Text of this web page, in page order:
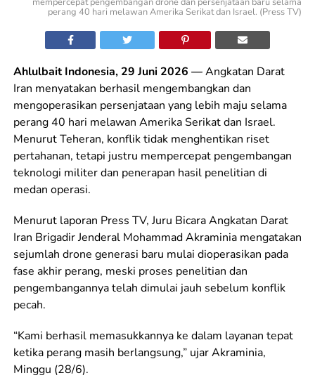
perang 40 hari melawan Amerika Serikat dan Israel. (Press TV)
Ahlulbait Indonesia, 29 Juni 2026 —Angkatan Darat
Iran menyatakan berhasil mengembangkan dan
mengoperasikan persenjataan yang lebih maju selama
perang 40 hari melawan Amerika Serikat dan Israel.
Menurut Teheran, konflik tidak menghentikan riset
pertahanan, tetapi justru mempercepat pengembangan
teknologi militer dan penerapan hasil penelitian di
medan operasi.
Menurut laporan Press TV, Juru Bicara Angkatan Darat
Iran Brigadir Jenderal Mohammad Akraminia mengatakan
sejumlah drone generasi baru mulai dioperasikan pada
fase akhir perang, meski proses penelitian dan
pengembangannya telah dimulai jauh sebelum konflik
pecah.
“Kami berhasil memasukkannya ke dalam layanan tepat
ketika perang masih berlangsung,” ujar Akraminia,
Minggu (28/6).